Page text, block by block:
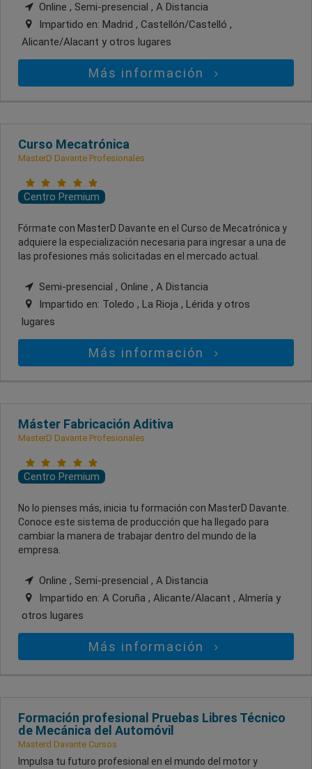
Online , Semi-presencial , A Distancia
Impartido en: Madrid , Castellón/Castelló ,
Alicante/Alacant y otros lugares
Más información
Curso Mecatrónica
MasterD Davante Profesionales
Centro Premium
Fórmate con MasterD Davante en el Curso de Mecatrónica y
adquiere la especialización necesaria para ingresar a una de
las profesiones más solicitadas en el mercado actual.
Semi-presencial , Online , A Distancia
Impartido en: Toledo , La Rioja , Lérida y otros
lugares
Más información
Máster Fabricación Aditiva
MasterD Davante Profesionales
Centro Premium
No lo pienses más, inicia tu formación con MasterD Davante.
Conoce este sistema de producción que ha llegado para
cambiar la manera de trabajar dentro del mundo de la
empresa.
Online , Semi-presencial , A Distancia
Impartido en: A Coruña , Alicante/Alacant , Almería y
otros lugares
Más información
Formación profesional Pruebas Libres Técnico
de Mecánica del Automóvil
Masterd Davante Cursos
Impulsa tu futuro profesional en el mundo del motor y